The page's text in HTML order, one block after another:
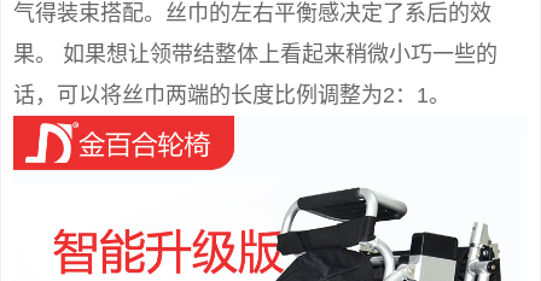
气得装束搭配。丝巾的左右平衡感决定了系后的效
果。 如果想让领带结整体上看起来稍微小巧一些的
话，可以将丝巾两端的长度比例调整为2：1。